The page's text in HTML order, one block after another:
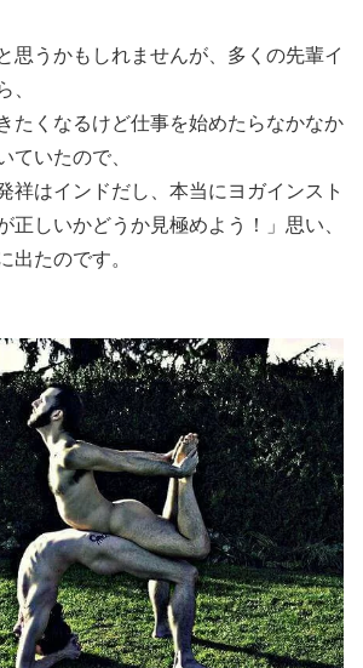
思うかもしれませんが、多くの先輩イ
、
たくなるけど仕事を始めたらなかなか
ていたので、
祥はインドだし、本当にヨガインスト
正しいかどうか見極めよう！」思い、
出たのです。